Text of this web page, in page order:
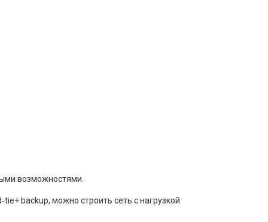
возможностями.
backup, можно строить сеть с нагрузкой